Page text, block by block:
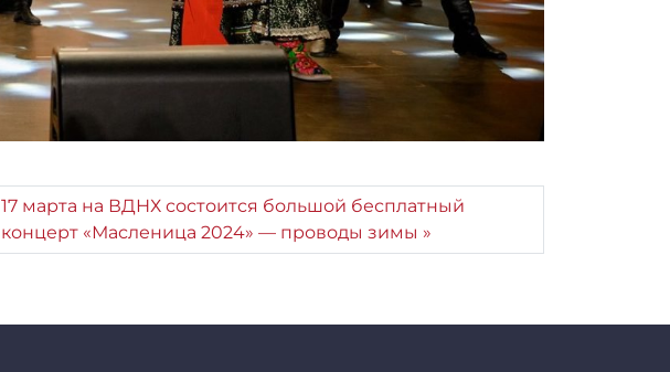
17 марта на ВДНХ состоится большой бесплатный
концерт «Масленица 2024» — проводы зимы